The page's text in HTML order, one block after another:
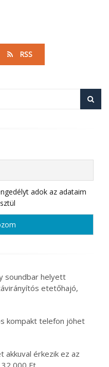
RSS
adok az adataim
soundbar helyett
etetőhajó,
kompakt telefon jöhet
érkezik ez az
000 Ft